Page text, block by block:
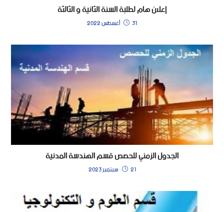
إعلان هام لطلبة السنة الثانية و الثالثة
31 أغسطس 2022
الجدول الزمني للحصص قسم الهندسة المدنية
21 سبتمبر 2023